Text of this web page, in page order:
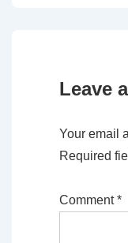
Leave
Your email
Required
Comment*